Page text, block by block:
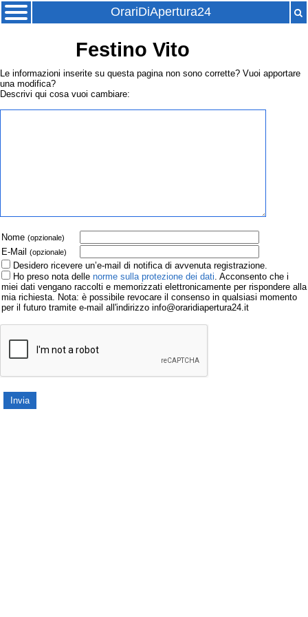
OrariDiApertura24
Festino Vito
Le informazioni inserite su questa pagina non sono corrette? Vuoi apportare
una modifica?
Descrivi qui cosa vuoi cambiare:
Nome (opzionale)
E-Mail (opzionale)
Desidero ricevere un’e-mail di notifica di avvenuta registrazione.
Ho preso nota delle norme sulla protezione dei dati. Acconsento che i
miei dati vengano raccolti e memorizzati elettronicamente per rispondere alla
mia richiesta. Nota: è possibile revocare il consenso in qualsiasi momento
per il futuro tramite e-mail all'indirizzo info@oraridiapertura24.it